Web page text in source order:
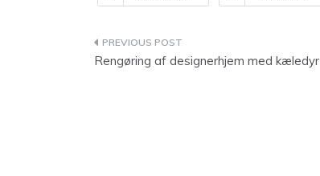
Indlægsnavigation
Rengøring af designerhjem med kæledyr